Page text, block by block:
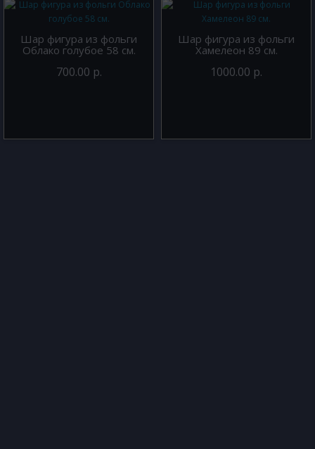
Шар фигура из фольги
Облако голубое 58 см.
700.00 р.
Шар фигура из фольги
Хамелеон 89 см.
1000.00 р.